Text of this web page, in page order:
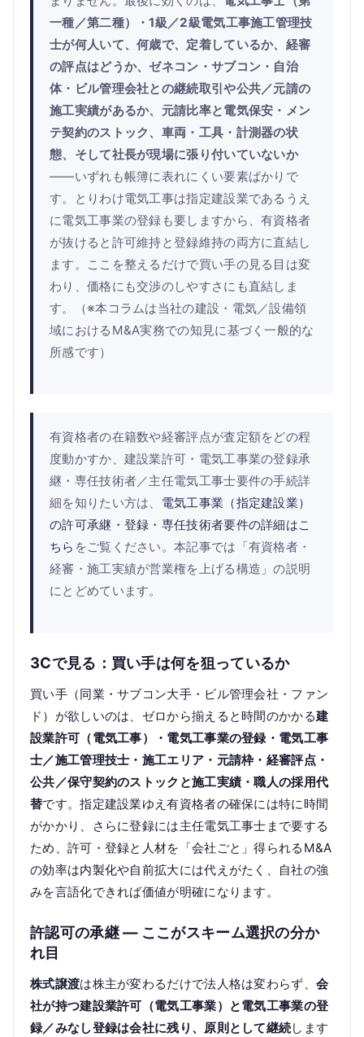
一種／第二種）・1級／2級電気工事施工管理技
士が何人いて、何歳で、定着しているか、経審
の評点はどうか、ゼネコン・サブコン・自治
体・ビル管理会社との継続取引や公共／元請の
施工実績があるか、元請比率と電気保安・メン
テ契約のストック、車両・工具・計測器の状
態、そして社長が現場に張り付いていないか
——いずれも帳簿に表れにくい要素ばかりで
す。とりわけ電気工事は指定建設業であるうえ
に電気工事業の登録も要しますから、有資格者
が抜けると許可維持と登録維持の両方に直結し
ます。ここを整えるだけで買い手の見る目は変
わり、価格にも交渉のしやすさにも直結しま
す。（※本コラムは当社の建設・電気／設備領
域におけるM&A実務での知見に基づく一般的な
所感です）
有資格者の在籍数や経審評点が査定額をどの程
度動かすか、建設業許可・電気工事業の登録承
継・専任技術者／主任電気工事士要件の手続詳
細を知りたい方は、 電気工事業（指定建設業）
の許可承継・登録・専任技術者要件の詳細はこ
ちら をご覧ください。本記事では「有資格者・
経審・施工実績が営業権を上げる構造」の説明
にとどめています。
3Cで見る：買い手は何を狙っているか
買い手（同業・サブコン大手・ビル管理会社・ファン
ド）が欲しいのは、ゼロから揃えると時間のかかる建
設業許可（電気工事）・電気工事業の登録・電気工事
士／施工管理技士・施工エリア・元請枠・経審評点・
公共／保守契約のストックと施工実績・職人の採用代
替です。指定建設業ゆえ有資格者の確保には特に時間
がかかり、さらに登録には主任電気工事士まで要する
ため、許可・登録と人材を「会社ごと」得られるM&A
の効率は内製化や自前拡大には代えがたく、自社の強
みを言語化できれば価値が明確になります。
許認可の承継 — ここがスキーム選択の分か
れ目
株式譲渡は株主が変わるだけで法人格は変わらず、 会
社が持つ建設業許可（電気工事業）と電気工事業の登
録／みなし登録は会社に残り、原則として継続します